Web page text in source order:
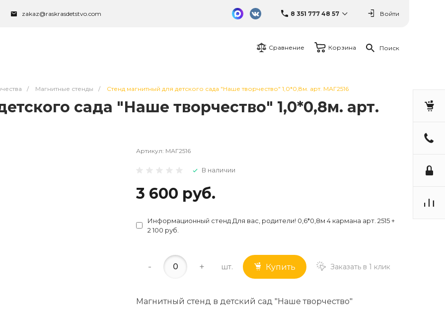
zakaz@raskrasdetstvo.com 8 351 777 48 57 Войти
Сравнение Корзина Поиск
/ Магнитные стенды / Стенд магнитный для детского сада "Наше творчество" 1,0*0,8м. арт. МАГ2516
сада "Наше творчество" 1,0*0,8м. арт.
Артикул: МАГ2516
В наличии
3 600 руб.
Информационный стенд Для вас, родители! 0,6*0,8м 4 кармана арт. 2515 +
2 100 руб.
- + шт. Купить Заказать в 1 клик
Магнитный стенд в детский сад "Наше творчество"